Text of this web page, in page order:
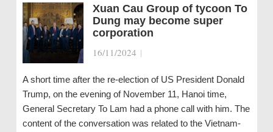
Xuan Cau Group of tycoon To
Dung may become super
corporation
16/11/2024 |
A short time after the re-election of US President Donald
Trump, on the evening of November 11, Hanoi time,
General Secretary To Lam had a phone call with him. The
content of the conversation was related to the Vietnam-